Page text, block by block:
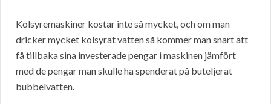
Kolsyremaskiner kostar inte så mycket, och om man
dricker mycket kolsyrat vatten så kommer man snart att
få tillbaka sina investerade pengar i maskinen jämfört
med de pengar man skulle ha spenderat på buteljerat
bubbelvatten.